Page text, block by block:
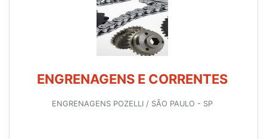
ENGRENAGENS E CORRENTES
ENGRENAGENS POZELLI / SÃO PAULO - SP